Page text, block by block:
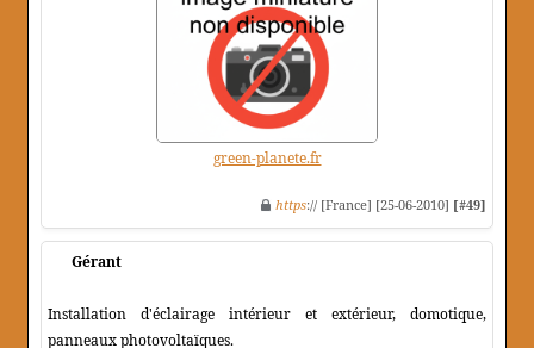
green-planete.fr
https:// [France] [25-06-2010] [#49]
Gérant
Installation d'éclairage intérieur et extérieur, domotique,
panneaux photovoltaïques.